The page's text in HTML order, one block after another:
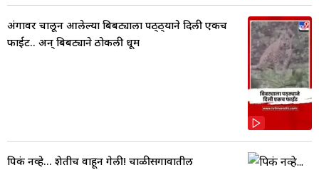
अंगावर चालून आलेल्या बिबट्याला पठ्ठ्याने दिली एकच
फाईट.. अन् बिबट्याने ठोकली धूम
पिकं नव्हे... शेतीच वाहून गेली! चाळीसगावातील